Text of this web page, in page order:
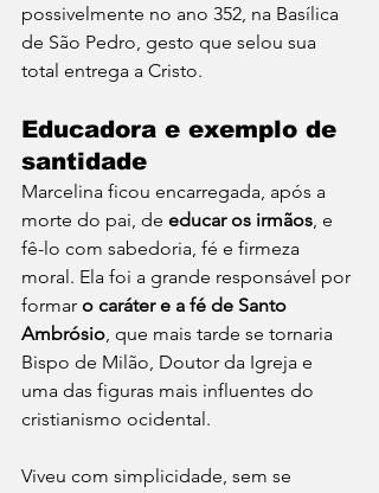
possivelmente no ano 352, na Basílica
de São Pedro, gesto que selou sua
total entrega a Cristo.
Educadora e exemplo de
santidade
Marcelina ficou encarregada, após a
morte do pai, de educar os irmãos, e
fê-lo com sabedoria, fé e firmeza
moral. Ela foi a grande responsável por
formar o caráter e a fé de Santo
Ambrósio, que mais tarde se tornaria
Bispo de Milão, Doutor da Igreja e
uma das figuras mais influentes do
cristianismo ocidental.
Viveu com simplicidade, sem se